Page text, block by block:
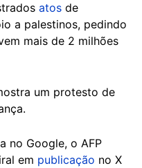
atos de
a palestinos, pedindo
mais de 2 milhões
um protesto de
no Google, o AFP
em publicação no X